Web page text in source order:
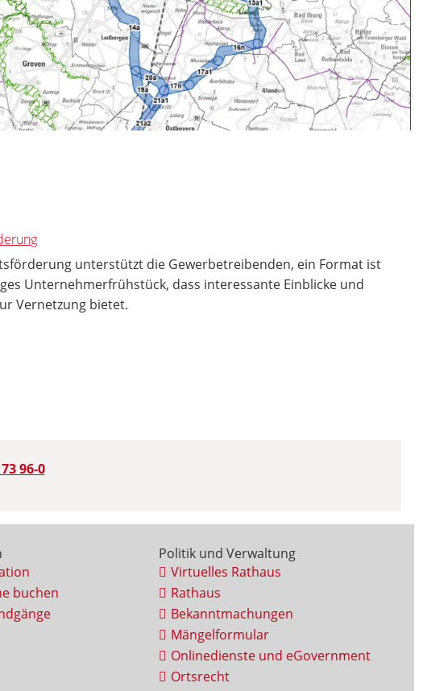
unterstützt die Gewerbetreibenden, ein Format ist
Unternehmerfrühstück, dass interessante Einblicke und
Vernetzung bietet.
96-0
buchen
Politik und Verwaltung
Virtuelles Rathaus
Rathaus
Bekanntmachungen
Mängelformular
Onlinedienste und eGovernment
Ortsrecht